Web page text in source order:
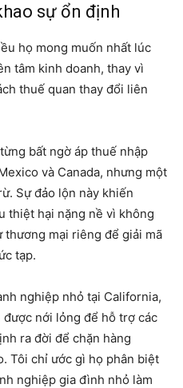
sự ổn định
họ mong muốn nhất lúc
tâm kinh doanh, thay vì
thuế quan thay đổi liên
bất ngờ áp thuế nhập
và Canada, nhưng một
Sự đảo lộn này khiến
thiệt hại nặng nề vì không
thương mại riêng để giải mã
tạp.
nghiệp nhỏ tại California,
nới lỏng để hỗ trợ các
ra đời để chặn hàng
Tôi chỉ ước gì họ phân biệt
nghiệp gia đình nhỏ làm